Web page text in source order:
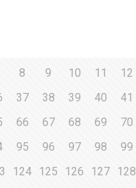
8 9 10 11 12
37 38 39 40 41
66 67 68 69 70
95 96 97 98 99
124 125 126 127 128